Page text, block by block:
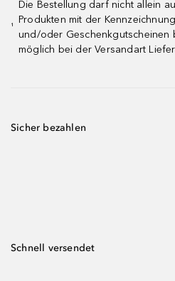
¹
Die Bestellung darf nicht allein
Produkten mit der
und/oder Geschenkgutscheinen
möglich bei der Versandart
Sicher bezahlen
Schnell versendet